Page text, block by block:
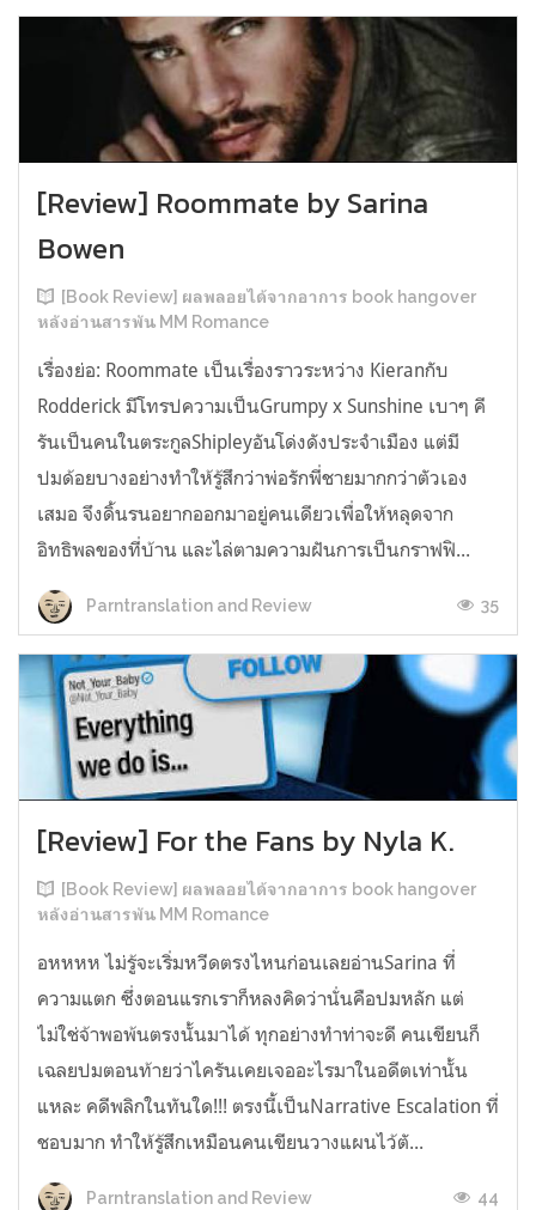
[Review] Roommate by Sarina
Bowen
[Book Review] ผลพลอยได้จากอาการ book hangover
หลังอ่านสารพัน MM Romance
เรื่องย่อ: Roommate เป็นเรื่องราวระหว่าง Kieranกับ
Rodderick มีโทรปความเป็นGrumpy x Sunshine เบาๆ คี
รันเป็นคนในตระกูลShipleyอันโด่งดังประจำเมือง แต่มี
ปมด้อยบางอย่างทำให้รู้สึกว่าพ่อรักพี่ชายมากกว่าตัวเอง
เสมอ จึงดิ้นรนอยากออกมาอยู่คนเดียวเพื่อให้หลุดจาก
อิทธิพลของที่บ้าน และไล่ตามความฝันการเป็นกราฟฟิ...
Parntranslation and Review 35
[Review] For the Fans by Nyla K.
[Book Review] ผลพลอยได้จากอาการ book hangover
หลังอ่านสารพัน MM Romance
อหหหห ไม่รู้จะเริ่มหวีดตรงไหนก่อนเลยอ่านSarina ที่
ความแตก ซึ่งตอนแรกเราก็หลงคิดว่านั่นคือปมหลัก แต่
ไม่ใช่จ้าพอพ้นตรงนั้นมาได้ ทุกอย่างทำท่าจะดี คนเขียนก็
เฉลยปมตอนท้ายว่าไครันเคยเจออะไรมาในอดีตเท่านั้น
แหละ คดีพลิกในทันใด!!! ตรงนี้เป็นNarrative Escalation ที่
ชอบมาก ทำให้รู้สึกเหมือนคนเขียนวางแผนไว้ตั...
Parntranslation and Review 44